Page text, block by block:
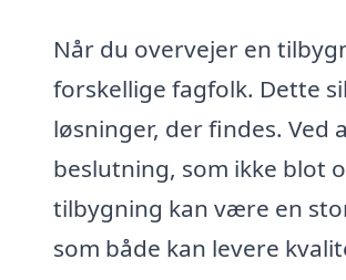
Når du overvejer en
forskellige fagfolk. Dette
løsninger, der findes.
beslutning, som ikke blot
tilbygning kan være en
som både kan levere